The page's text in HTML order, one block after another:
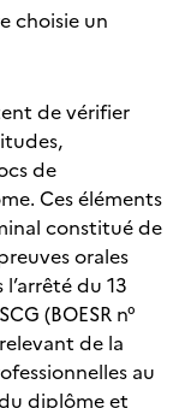
choisie un
de vérifier
de
Ces éléments
constitué de
orales
du 13
(BOESR n°
de la
au
diplôme et